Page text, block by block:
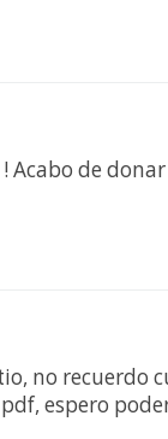
Acabo de donar
no recuerdo
espero